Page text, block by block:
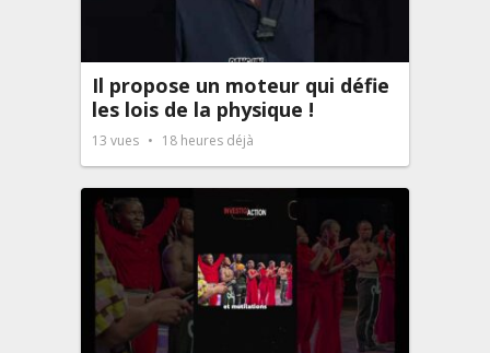
Il propose un moteur qui défie
les lois de la physique !
13 vues 18 heures déjà